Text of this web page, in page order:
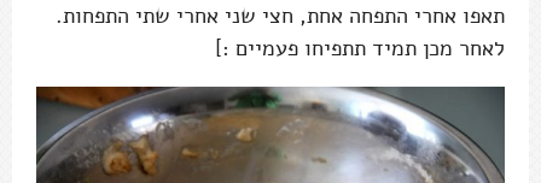
תאפו אחרי התפחה אחת, חצי שני אחרי שתי התפחות.
לאחר מכן תמיד תתפיחו פעמיים :]